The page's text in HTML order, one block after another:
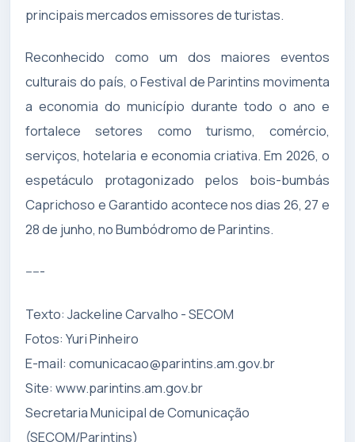
principais mercados emissores de turistas.
Reconhecido como um dos maiores eventos
culturais do país, o Festival de Parintins movimenta
a economia do município durante todo o ano e
fortalece setores como turismo, comércio,
serviços, hotelaria e economia criativa. Em 2026, o
espetáculo protagonizado pelos bois-bumbás
Caprichoso e Garantido acontece nos dias 26, 27 e
28 de junho, no Bumbódromo de Parintins.
-----
Texto: Jackeline Carvalho - SECOM
Fotos: Yuri Pinheiro
E-mail:comunicacao@parintins.am.gov.br
Site: www.parintins.am.gov.br
Secretaria Municipal de Comunicação
(SECOM/Parintins)